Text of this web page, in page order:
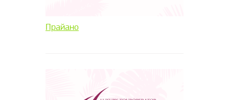
Прайано